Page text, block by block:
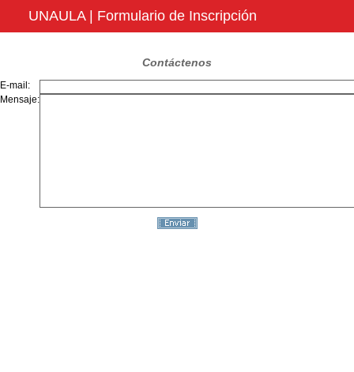
UNAULA | Formulario de Inscripción
Contáctenos
E-mail:
Mensaje: